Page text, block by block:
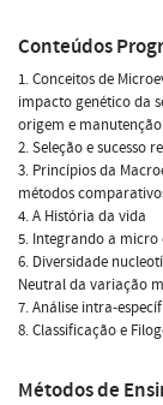
Conteúdos
1. Conceitos de
impacto genético da
origem e
2. Seleção e sucesso
3. Princípios da
métodos
4. A História da vida
5. Integrando a
6. Diversidade
Neutral da variação
7. Análise intra-
8. Classificação e
Métodos de